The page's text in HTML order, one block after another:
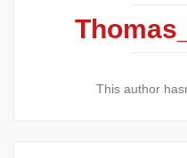
This author